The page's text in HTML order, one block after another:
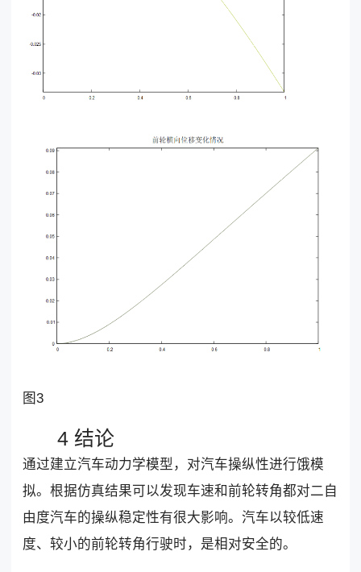
图3
4 结论
通过建立汽车动力学模型，对汽车操纵性进行饿模
拟。根据仿真结果可以发现车速和前轮转角都对二自
由度汽车的操纵稳定性有很大影响。汽车以较低速
度、较小的前轮转角行驶时，是相对安全的。